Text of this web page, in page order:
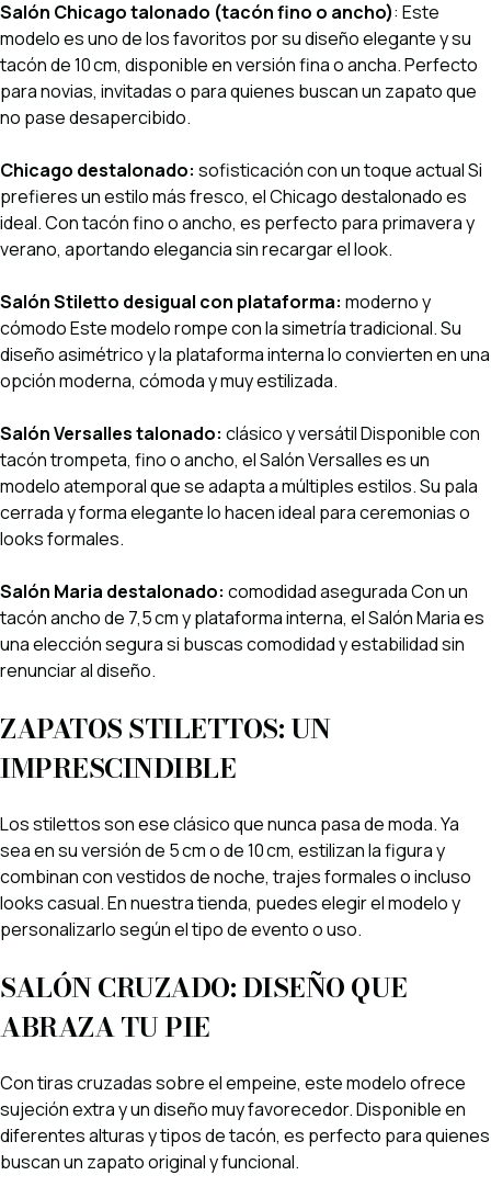
Salón Chicago talonado (tacón fino o ancho): Este
modelo es uno de los favoritos por su diseño elegante y su
tacón de 10 cm, disponible en versión fina o ancha. Perfecto
para novias, invitadas o para quienes buscan un zapato que
no pase desapercibido.
Chicago destalonado: sofisticación con un toque actual Si
prefieres un estilo más fresco, el Chicago destalonado es
ideal. Con tacón fino o ancho, es perfecto para primavera y
verano, aportando elegancia sin recargar el look.
Salón Stiletto desigual con plataforma: moderno y
cómodo Este modelo rompe con la simetría tradicional. Su
diseño asimétrico y la plataforma interna lo convierten en una
opción moderna, cómoda y muy estilizada.
Salón Versalles talonado: clásico y versátil Disponible con
tacón trompeta, fino o ancho, el Salón Versalles es un
modelo atemporal que se adapta a múltiples estilos. Su pala
cerrada y forma elegante lo hacen ideal para ceremonias o
looks formales.
Salón Maria destalonado: comodidad asegurada Con un
tacón ancho de 7,5 cm y plataforma interna, el Salón Maria es
una elección segura si buscas comodidad y estabilidad sin
renunciar al diseño.
ZAPATOS STILETTOS: UN
IMPRESCINDIBLE
Los stilettos son ese clásico que nunca pasa de moda. Ya
sea en su versión de 5 cm o de 10 cm, estilizan la figura y
combinan con vestidos de noche, trajes formales o incluso
looks casual. En nuestra tienda, puedes elegir el modelo y
personalizarlo según el tipo de evento o uso.
SALÓN CRUZADO: DISEÑO QUE
ABRAZA TU PIE
Con tiras cruzadas sobre el empeine, este modelo ofrece
sujeción extra y un diseño muy favorecedor. Disponible en
diferentes alturas y tipos de tacón, es perfecto para quienes
buscan un zapato original y funcional.